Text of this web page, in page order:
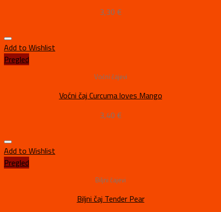
3,30 €
Add to Wishlist
Pregled
Voćni čajevi
Voćni čaj Curcuma loves Mango
3,40 €
Add to Wishlist
Pregled
Biljni čajevi
Biljni čaj Tender Pear